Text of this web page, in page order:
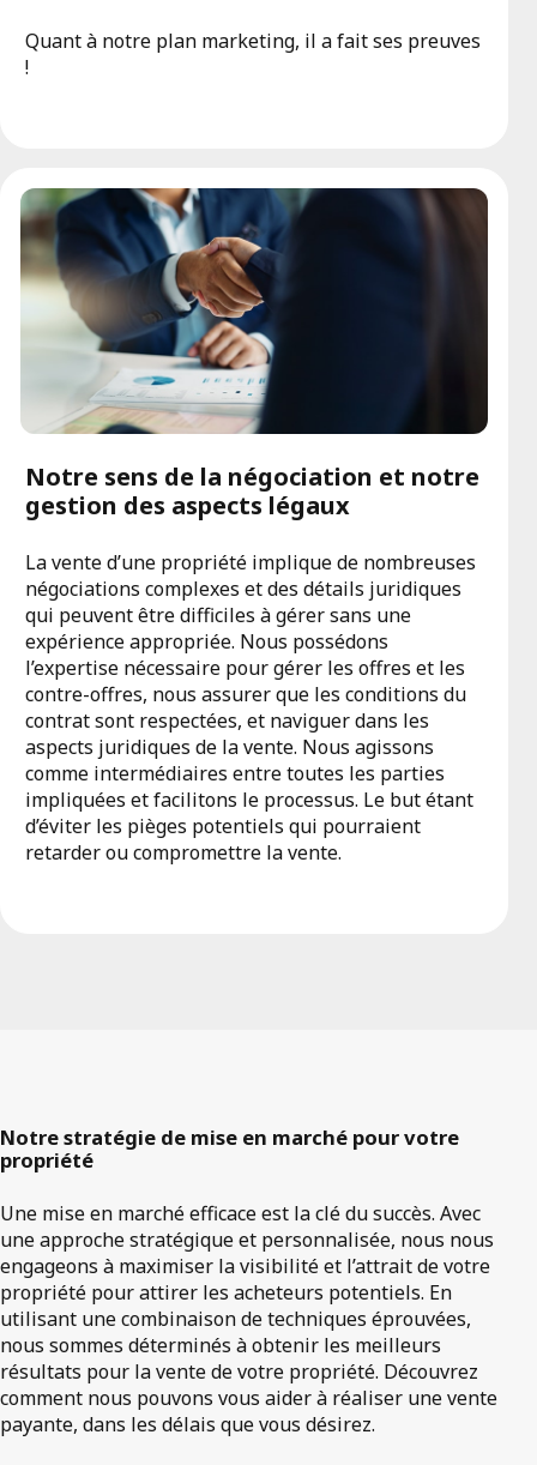
Quant à notre plan marketing, il a fait ses preuves
!
Notre sens de la négociation et notre
gestion des aspects légaux
La vente d’une propriété implique de nombreuses
négociations complexes et des détails juridiques
qui peuvent être difficiles à gérer sans une
expérience appropriée. Nous possédons
l’expertise nécessaire pour gérer les offres et les
contre-offres, nous assurer que les conditions du
contrat sont respectées, et naviguer dans les
aspects juridiques de la vente. Nous agissons
comme intermédiaires entre toutes les parties
impliquées et facilitons le processus. Le but étant
d’éviter les pièges potentiels qui pourraient
retarder ou compromettre la vente.
Notre stratégie de mise en marché pour votre
propriété
Une mise en marché efficace est la clé du succès. Avec
une approche stratégique et personnalisée, nous nous
engageons à maximiser la visibilité et l’attrait de votre
propriété pour attirer les acheteurs potentiels. En
utilisant une combinaison de techniques éprouvées,
nous sommes déterminés à obtenir les meilleurs
résultats pour la vente de votre propriété. Découvrez
comment nous pouvons vous aider à réaliser une vente
payante, dans les délais que vous désirez.